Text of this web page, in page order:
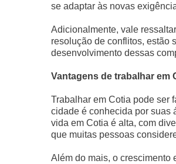
se adaptar às novas
Adicionalmente, vale
resolução de conflitos, estão
desenvolvimento dessas
Vantagens de trabalhar em
Trabalhar em Cotia pode ser
cidade é conhecida por suas
vida em Cotia é alta, com
que muitas pessoas
Além do mais, o crescimento